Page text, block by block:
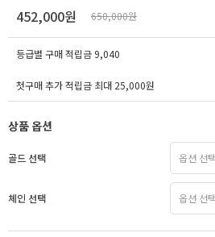
452,000원 650,000원
등급별 구매 적립금 9,040
첫구매 추가 적립금 최대 25,000원
상품 옵션
골드 선택
체인 선택